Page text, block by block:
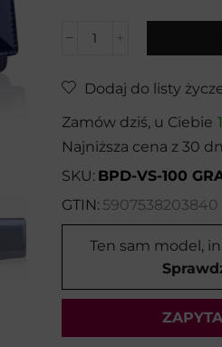
Dodaj do listy
Zamów dziś, u Ciebie
Najniższa cena z 30
SKU: BPD-VS-100
GTIN: 5907538203840
Ten sam model,